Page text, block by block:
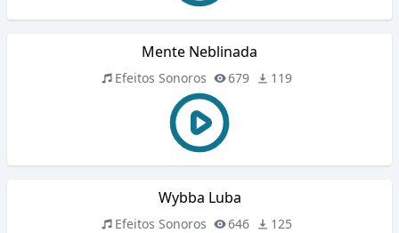
Mente Neblinada
Efeitos Sonoros 679 119
Wybba Luba
Efeitos Sonoros 646 125